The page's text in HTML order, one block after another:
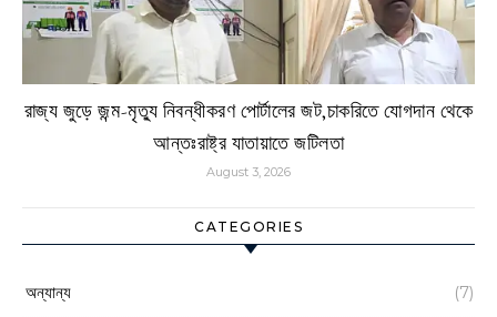
রাজ্য জুড়ে জন্ম-মৃত্যু নিবন্ধীকরণ পোর্টালের জট,চাকরিতে যোগদান থেকে
আন্তঃরাষ্ট্র যাতায়াতে জটিলতা
August 3, 2026
CATEGORIES
অন্যান্য (7)